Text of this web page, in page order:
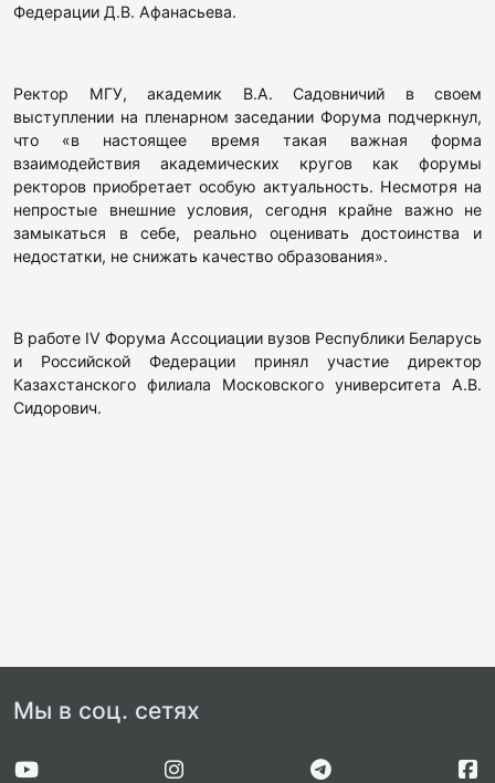
Федерации Д.В. Афанасьева.
Ректор МГУ, академик В.А. Садовничий в своем
выступлении на пленарном заседании Форума подчеркнул,
что «в настоящее время такая важная форма
взаимодействия академических кругов как форумы
ректоров приобретает особую актуальность. Несмотря на
непростые внешние условия, сегодня крайне важно не
замыкаться в себе, реально оценивать достоинства и
недостатки, не снижать качество образования».
В работе IV Форума Ассоциации вузов Республики Беларусь
и Российской Федерации принял участие директор
Казахстанского филиала Московского университета А.В.
Сидорович.
Мы в соц. сетях